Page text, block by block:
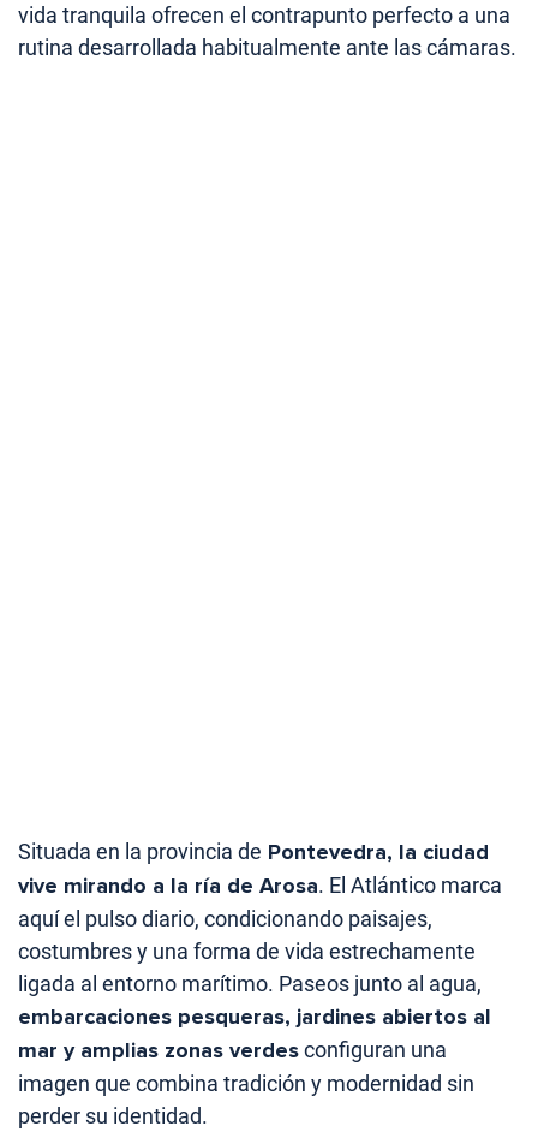
vida tranquila ofrecen el contrapunto perfecto a una
rutina desarrollada habitualmente ante las cámaras.
Situada en la provincia de Pontevedra, la ciudad
vive mirando a la ría de Arosa. El Atlántico marca
aquí el pulso diario, condicionando paisajes,
costumbres y una forma de vida estrechamente
ligada al entorno marítimo. Paseos junto al agua,
embarcaciones pesqueras, jardines abiertos al
mar y amplias zonas verdesconfiguran una
imagen que combina tradición y modernidad sin
perder su identidad.